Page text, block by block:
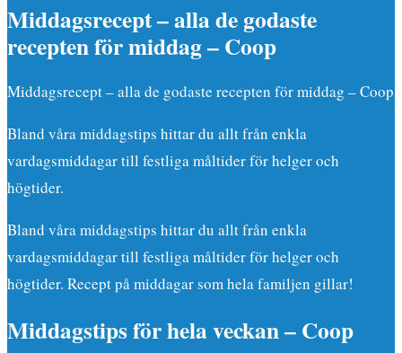
Middagsrecept – alla de godaste
recepten för middag – Coop
Middagsrecept – alla de godaste recepten för middag – Coop
Bland våra middagstips hittar du allt från enkla
vardagsmiddagar till festliga måltider för helger och
högtider.
Bland våra middagstips hittar du allt från enkla
vardagsmiddagar till festliga måltider för helger och
högtider. Recept på middagar som hela familjen gillar!
Middagstips för hela veckan – Coop